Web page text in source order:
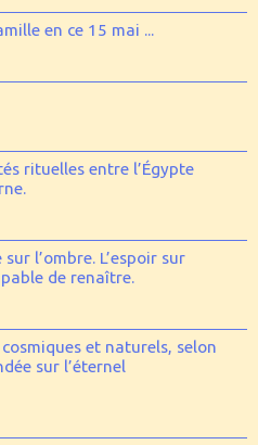
en ce 15 mai ...
rituelles entre l’Égypte
l’ombre. L’espoir sur
de renaître.
et naturels, selon
sur l’éternel